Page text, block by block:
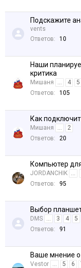
Подскажите
vents
Ответов:
10
Наши
критика
Мишаня ... 4 5
Ответов:
105
Как
Мишаня ...
2
Ответов:
20
Компьютер
JORDANCHIK ...
Ответов:
95
Выбор
DMS ... 3 4
5
Ответов:
91
Ваше мнение
Vestor ... 5 6